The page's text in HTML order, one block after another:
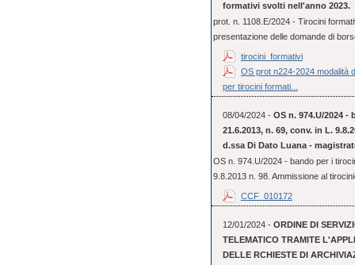
formativi svolti nell'anno 2023.
prot. n. 1108.E/2024 - Tirocini
presentazione delle domande di
tirocini_formativi
OS prot n224-2024 modalità
per tirocini formati...
08/04/2024 - OS n. 974.U/2024
21.6.2013, n. 69, conv. in L.
d.ssa Di Dato Luana -
OS n. 974.U/2024 - bando per i
9.8.2013 n. 98. Ammissione al
CCF_010172
12/01/2024 - ORDINE DI
TELEMATICO TRAMITE
DELLE RCHIESTE DI